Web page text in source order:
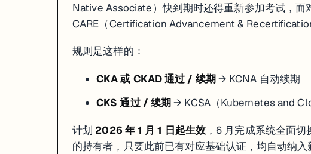
AWS Cloud Practitioner Essentials：Foundation 级，约 6 小时，完全免
Generative AI Essentials on AWS
：新增模块，约 2 小时，免费，覆盖
各服务专项 Deep Dive ：每个 10-30 分钟，适合针对性补漏
登录需要 AWS 账户（免费注册）。付费 Individual 订阅 USD 29/月 额外解锁考
4. Coursera：270+ 完全免费课程（无需绑卡，含评分作业）
：想拿名校课程学习经历但预算为零、不需要官方证书的学员链接：
Coursera 目前仍维护超过 270 门「Full Course, No Certificate」免费课程——包含
Coursera Plus 当前有 40% 折扣促销（具体截止日期以官网为准），年费约 USD
Native Associate）快到期时还得重新参加考试，而
CARE（Certification Advancement &
规则是这样的：
CKA 或 CKAD 通过 / 续期→ KCNA 自动续期
CKS 通过 / 续期→ KCSA（Kubernetes and
计划 2026 年 1 月 1 日起生效 ，6 月完成系统全面
的持有者，只要此前已有对应基础认证，均自动纳